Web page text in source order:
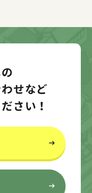
せなど
さい！